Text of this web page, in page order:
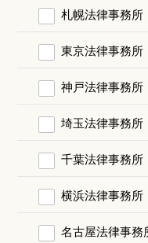
札幌法律事務所
東京法律事務所
神戸法律事務所
埼玉法律事務所
千葉法律事務所
横浜法律事務所
名古屋法律事務